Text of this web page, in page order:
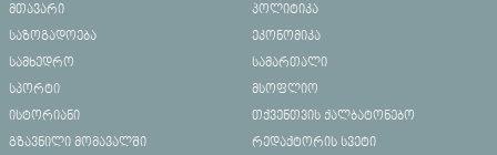
მთავარი
პოლიტიკა
საზოგადოება
ეკონომიკა
სამხედრო
სამართალი
სპორტი
მსოფლიო
ისტორიანი
თქვენთვის ქალბატონებო
გზავნილი მომავალში
რედაქტორის სვეტი